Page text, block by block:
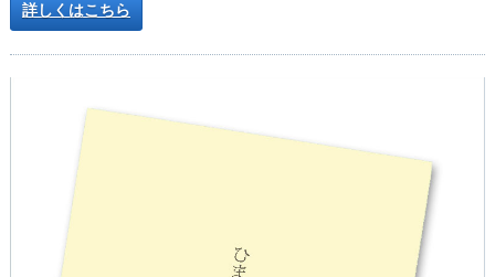
詳しくはこちら